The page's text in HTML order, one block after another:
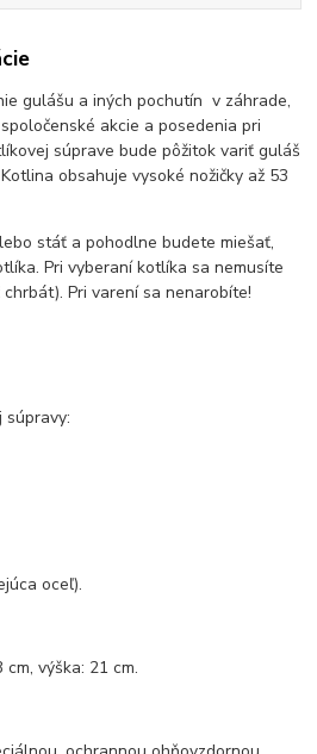
gulášu a iných pochutín v záhrade,
akcie a posedenia pri
súprave bude pôžitok variť guláš
obsahuje vysoké nožičky až 53
stáť a pohodlne budete miešať,
Pri vyberaní kotlíka sa nemusíte
Pri varení sa nenarobíte!
oceľ).
výška: 21 cm.